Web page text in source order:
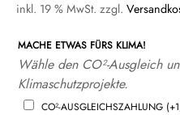
inkl. 19 % MwSt. zzgl.
MACHE ETWAS FÜRS KLIMA!
Wähle den CO²-Ausgleich
Klimaschutzprojekte.
CO²-AUSGLEICHSZAHLUNG (+